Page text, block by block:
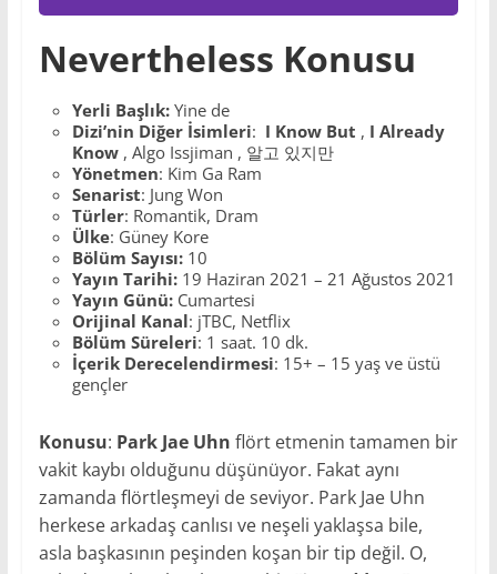
Nevertheless Konusu
Yerli Başlık:Yine de
Dizi’nin Diğer İsimleri: I Know But , I Already
Know , Algo Issjiman , 알고 있지만
Yönetmen: Kim Ga Ram
Senarist: Jung Won
Türler: Romantik, Dram
Ülke: Güney Kore
Bölüm Sayısı:10
Yayın Tarihi:19 Haziran 2021 – 21 Ağustos 2021
Yayın Günü:Cumartesi
Orijinal Kanal: jTBC, Netflix
Bölüm Süreleri: 1 saat. 10 dk.
İçerik Derecelendirmesi: 15+ – 15 yaş ve üstü
gençler
Konusu: Park Jae Uhn flört etmenin tamamen bir
vakit kaybı olduğunu düşünüyor. Fakat aynı
zamanda flörtleşmeyi de seviyor. Park Jae Uhn
herkese arkadaş canlısı ve neşeli yaklaşsa bile,
asla başkasının peşinden koşan bir tip değil. O,